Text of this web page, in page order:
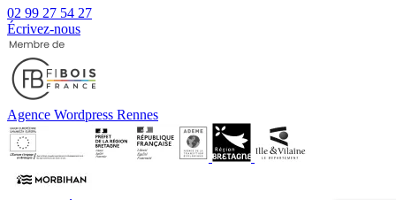
02 99 27 54 27
Écrivez-nous
Agence Wordpress Rennes